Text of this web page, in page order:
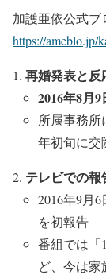
加護亜依公式ブ
https://ameblo.jp/
再婚発表と反
2016年8月
所属事務
年初旬に交
テレビでの報
2016年9月
を初報告
番組では「
ど、今は